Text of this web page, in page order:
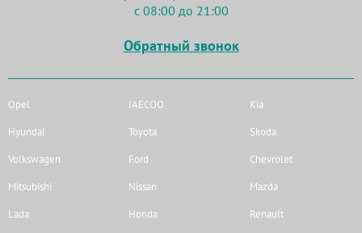
с 08:00 до 21:00
Обратный звонок
Opel JAECOO
Kia
Hyundai
Toyota
Skoda
Volkswagen
Ford
Chevrolet
Mitsubishi
Nissan
Mazda
Lada
Honda
Renault